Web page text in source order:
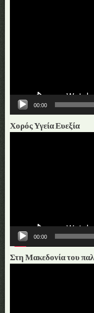
00:00
Χορός Υγεία Ευεξία
00:00
Στη Μακεδονία του